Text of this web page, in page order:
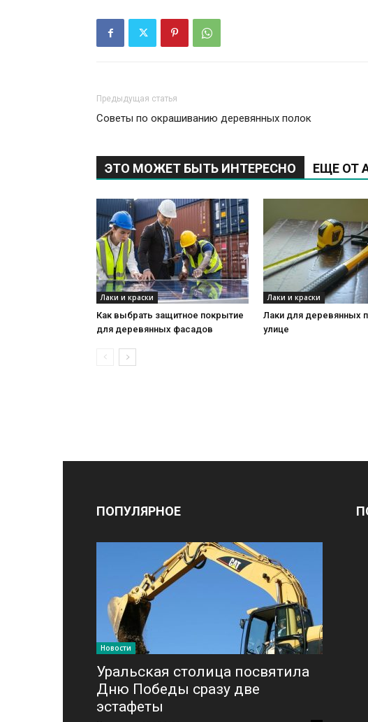
Предыдущая статья
Советы по окрашиванию деревянных полок
ЭТО МОЖЕТ БЫТЬ ИНТЕРЕСНО ЕЩЕ ОТ
Лаки и краски
Как выбрать защитное покрытие
для деревянных фасадов
Лаки и краски
Лаки для деревянных
улице
ПОПУЛЯРНОЕ
Новости
Уральская столица посвятила
Дню Победы сразу две
эстафеты